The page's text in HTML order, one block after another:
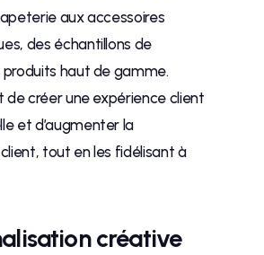
aux accessoires
des échantillons de
haut de gamme.
de créer une expérience client
et d’augmenter la
tout en les fidélisant à
créative